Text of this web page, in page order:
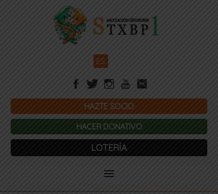
ES
HAZTE SOCIO
HACER DONATIVO
LOTERÍA